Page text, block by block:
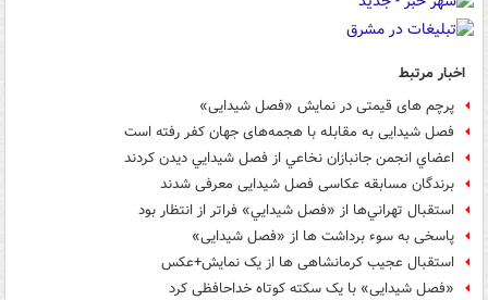
اخبار مرتبط
پرچم های قیمتی در نمایش «فصل شیدایی»
فصل شیدایی به مقابله با هجمه‌های جهان کفر رفته است
اعضاي انجمن جانبازان نخاعي از فصل شيدايي ديدن كردند
برندگان مسابقه عکاسی فصل شیدایی معرفی شدند
استقبال تهراني‌ها از «فصل شيدايي» فراتر از انتظار بود
پاسخی به سوء برداشت ها از «فصل شیدایی»
استقبال عجیب کرمانشاهی ها از یک نمایش+عکس
«فصل شیدایی» با یک سکته کوتاه خداحافظی کرد